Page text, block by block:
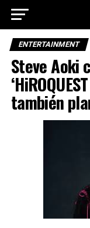
ENTERTAINMENT
Steve Aoki
también